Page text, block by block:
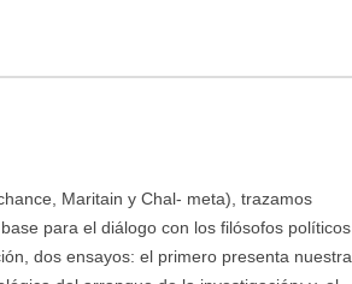
Maritain y Chal- meta), trazamos
para el diálogo con los filósofos políticos
dos ensayos: el primero presenta nuestra